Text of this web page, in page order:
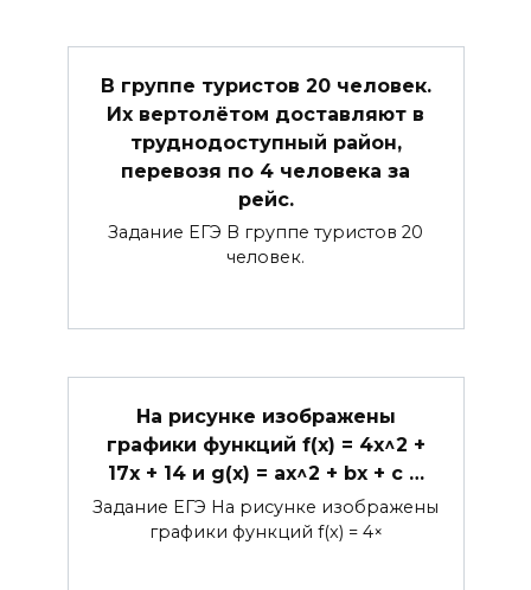
В группе туристов 20 человек.
Их вертолётом доставляют в
труднодоступный район,
перевозя по 4 человека за
рейс.
Задание ЕГЭ В группе туристов 20
человек.
На рисунке изображены
графики функций f(x) = 4x^2 +
17x + 14 и g(x) = ax^2 + bx + c …
Задание ЕГЭ На рисунке изображены
графики функций f(x) = 4×